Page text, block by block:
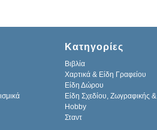
Κατηγορίες
Βιβλία
Χαρτικά & Είδη Γραφείου
Είδη Δώρου
Είδη Σχεδίου, Ζωγραφικής &
Hobby
Σταντ